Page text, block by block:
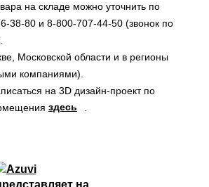
на складе можно уточнить по
38-80 и 8-800-707-44-50 (звонок по
Московской области и в регионы
компаниями).
на 3D дизайн-проект по
здесь